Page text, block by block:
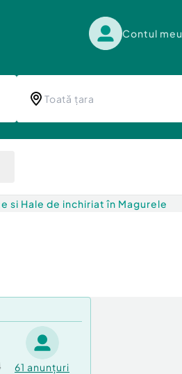
Contul meu
si Hale de inchiriat în Magurele
61 anunțuri